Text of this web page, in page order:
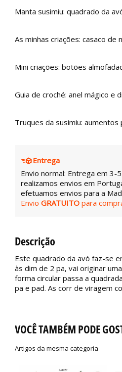
Manta susimiu: quadrado da
As minhas criações: casaco de
Mini criações: botões
Guia de croché: anel mágico e
Truques da susimiu: aumentos
Entrega
Envio normal: Entrega em 3-
realizamos envios em
efetuamos envios para a
Envio GRATUITO para
Descrição
Este quadrado da avó faz-se
às dim de 2 pa, vai originar
forma circular passa a
pa e pad. As corr de viragem
VOCÊ TAMBÉM PODE
Artigos da mesma categoria